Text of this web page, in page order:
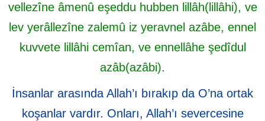
vellezîne âmenû eşeddu hubben lillâh(lillâhi), ve
lev yerâllezîne zalemû iz yeravnel azâbe, ennel
kuvvete lillâhi cemîan, ve ennellâhe şedîdul
azâb(azâbi).
İnsanlar arasında Allah’ı bırakıp da O’na ortak
koşanlar vardır. Onları, Allah’ı severcesine